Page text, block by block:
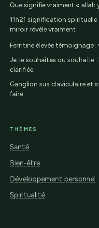
Que signifie vraiment « allah
11h21 signification
miroir révèle vraiment
Ferritine élevée témoignage
Je te souhaites ou souhaite
clarifiée
Ganglion sus claviculaire et
faire
THÈMES
Santé
Bien-être
Développement personnel
Spiritualité